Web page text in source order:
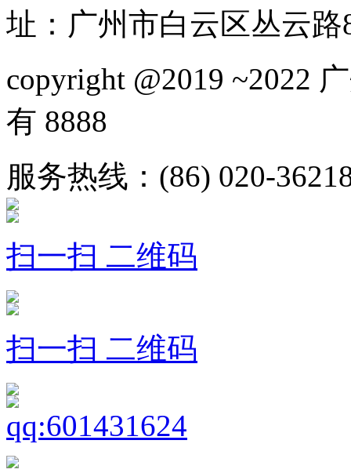
址：广州市白云区丛云
copyright @2019 ~2022
有 8888
服务热线：(86) 020-
扫一扫 二维码
扫一扫 二维码